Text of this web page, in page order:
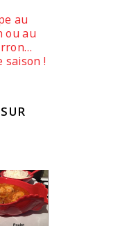
au
ou au
saison !